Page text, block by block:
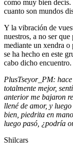
como muy bien
cuanto son mundos
Y la vibración de
nuestros, a no ser que
mediante un xendra o
se ha hecho en este
cabo dicho encuentro.
PlusTseyor_PM:
totalmente mejor,
anterior me bajaron
llené de amor, y
bien, piedrita en
luego pasó, ¿podría
Shilcars